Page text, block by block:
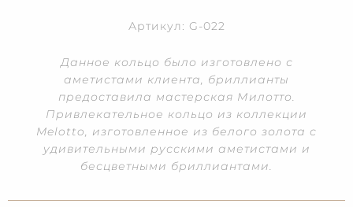
Артикул: G-022
Данное кольцо было изготовлено с
аметистами клиента, бриллианты
предоставила мастерская Милотто.
Привлекательное кольцо из коллекции
Melotto, изготовленное из белого золота с
удивительными русскими аметистами и
бесцветными бриллиантами.